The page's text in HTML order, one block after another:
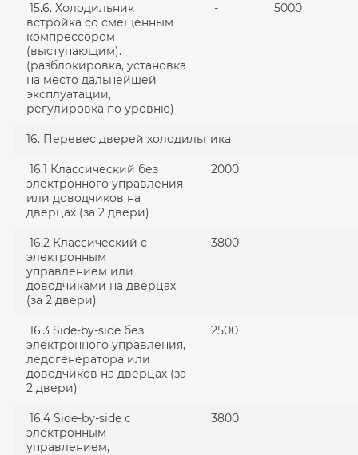
15.6. Холодильник
встройка со смещенным
компрессором
(выступающим).
(разблокировка, установка
на место дальнейшей
эксплуатации,
регулировка по уровню)
- 5000
16. Перевес дверей холодильника
16.1 Классический без
электронного управления
или доводчиков на
дверцах (за 2 двери)
2000
16.2 Классический с
электронным
управлением или
доводчиками на дверцах
(за 2 двери)
3800
16.3 Side-by-side без
электронного управления,
ледогенератора или
доводчиков на дверцах (за
2 двери)
2500
16.4 Side-by-side с
электронным
управлением,
3800